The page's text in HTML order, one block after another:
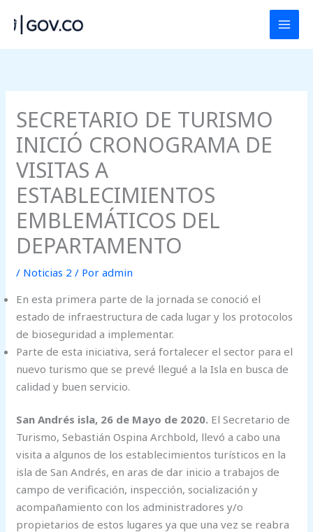
SECRETARIO DE TURISMO
INICIÓ CRONOGRAMA DE
VISITAS A
ESTABLECIMIENTOS
EMBLEMÁTICOS DEL
DEPARTAMENTO
/ Noticias 2 / Poradmin
En esta primera parte de la jornada se conoció el
estado de infraestructura de cada lugar y los protocolos
de bioseguridad a implementar.
Parte de esta iniciativa, será fortalecer el sector para el
nuevo turismo que se prevé llegué a la Isla en busca de
calidad y buen servicio.
San Andrés isla, 26 de Mayo de 2020. El Secretario de
Turismo, Sebastián Ospina Archbold, llevó a cabo una
visita a algunos de los establecimientos turísticos en la
isla de San Andrés, en aras de dar inicio a trabajos de
campo de verificación, inspección, socialización y
acompañamiento con los administradores y/o
propietarios de estos lugares ya que una vez se reabra